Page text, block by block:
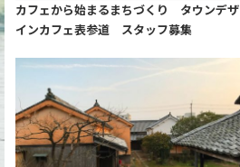
カフェから始まるまちづくり タウンデザ
インカフェ表参道 スタッフ募集